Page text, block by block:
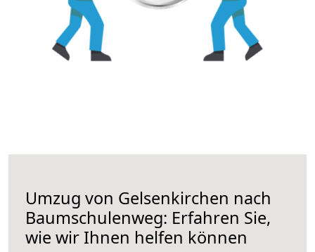
Umzug von Gelsenkirchen nach
Baumschulenweg: Erfahren Sie,
wie wir Ihnen helfen können